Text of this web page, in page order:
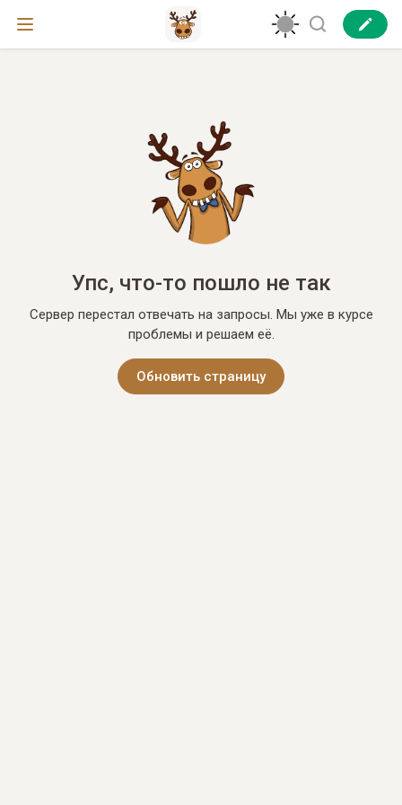
Упс, что-то пошло не так
Сервер перестал отвечать на запросы. Мы уже в курсе
проблемы и решаем её.
Обновить страницу